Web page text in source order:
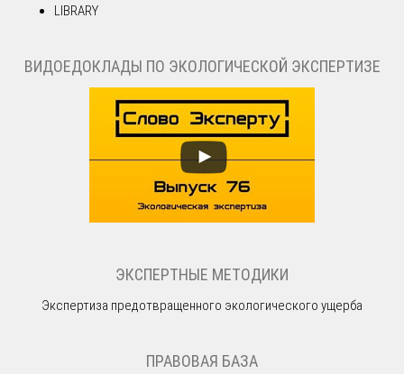
LIBRARY
ВИДОЕДОКЛАДЫ ПО ЭКОЛОГИЧЕСКОЙ ЭКСПЕРТИЗЕ
ЭКСПЕРТНЫЕ МЕТОДИКИ
Экспертиза предотвращенного экологического ущерба
ПРАВОВАЯ БАЗА